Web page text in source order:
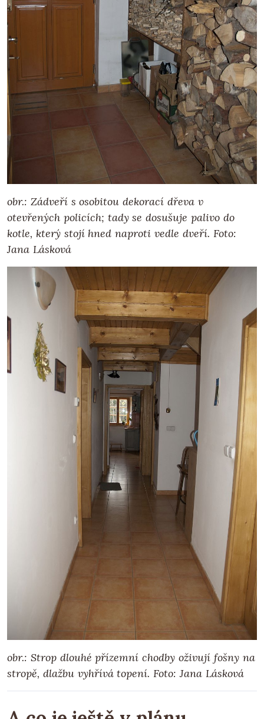
obr.: Zádveří s osobitou dekorací dřeva v
otevřených policích; tady se dosušuje palivo do
kotle, který stojí hned naproti vedle dveří. Foto:
Jana Lásková
obr.: Strop dlouhé přízemní chodby oživují fošny na
stropě, dlažbu vyhřívá topení. Foto: Jana Lásková